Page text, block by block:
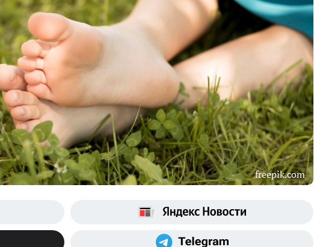
freepik.com